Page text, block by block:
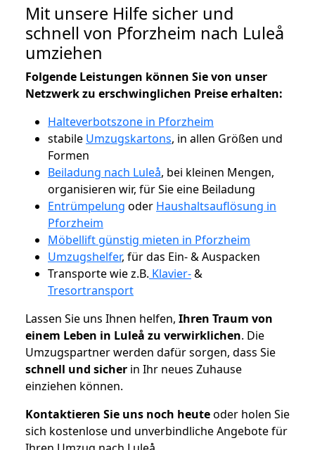
Mit unsere Hilfe sicher und
schnell von Pforzheim nach Luleå
umziehen
Folgende Leistungen können Sie von unser
Netzwerk zu erschwinglichen Preise erhalten:
Halteverbotszone in Pforzheim
stabile Umzugskartons, in allen Größen und
Formen
Beiladung nach Luleå, bei kleinen Mengen,
organisieren wir, für Sie eine Beiladung
Entrümpelung oder Haushaltsauflösung in
Pforzheim
Möbellift günstig mieten in Pforzheim
Umzugshelfer, für das Ein- & Auspacken
Transporte wie z.B. Klavier-&
Tresortransport
Lassen Sie uns Ihnen helfen, Ihren Traum von
einem Leben in Luleå zu verwirklichen. Die
Umzugspartner werden dafür sorgen, dass Sie
schnell und sicher in Ihr neues Zuhause
einziehen können.
Kontaktieren Sie uns noch heuteoder holen Sie
sich kostenlose und unverbindliche Angebote für